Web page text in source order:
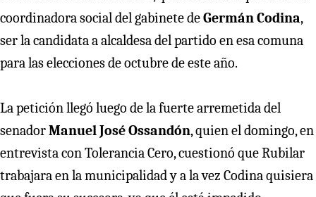
coordinadora social del gabinete deGermán Codina,
ser la candidata a alcaldesa del partido en esa comuna
para las elecciones de octubre de este año.
La petición llegó luego de la fuerte arremetida del
senadorManuel José Ossandón, quien el domingo, en
entrevista con Tolerancia Cero, cuestionó que Rubilar
trabajara en la municipalidad y a la vez Codina quisiera